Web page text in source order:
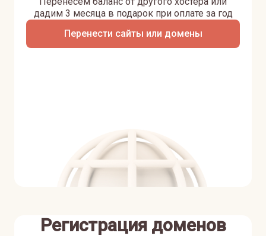
Перенести сайты или домены
дадим 3 месяца в подарок при оплате за год
Регистрация доменов